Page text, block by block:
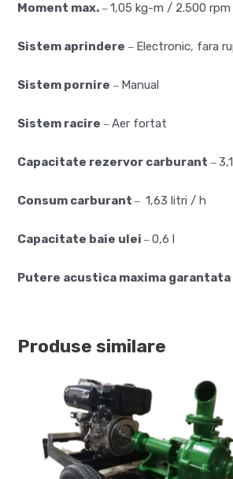
Moment max. – 1,05 kg-m / 2.500 rpm
Sistem aprindere – Electronic, fara
Sistem pornire – Manual
Sistem racire – Aer fortat
Capacitate rezervor carburant –
Consum carburant – 1,63 litri / h
Capacitate baie ulei – 0,6 l
Putere acustica maxima garantata
Produse similare